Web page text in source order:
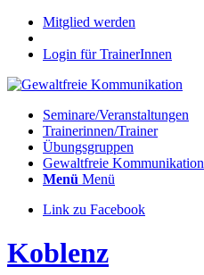
Mitglied werden
Login für TrainerInnen
Seminare/Veranstaltungen
Trainerinnen/Trainer
Übungsgruppen
Gewaltfreie Kommunikation
Menü Menü
Link zu Facebook
Koblenz